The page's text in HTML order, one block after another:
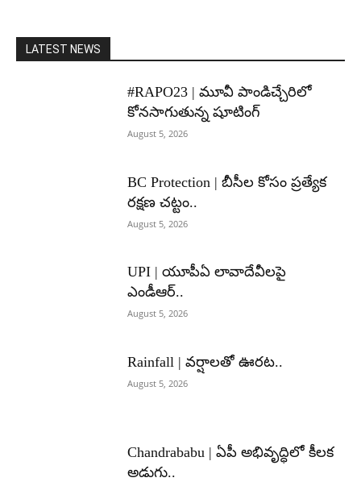
LATEST NEWS
#RAPO23 | మూవీ పాండిచ్చేరిలో
కోనసాగుతున్న షూటింగ్
August 5, 2026
BC Protection | బీసీల కోసం ప్రత్యేక
రక్షణ చట్టం..
August 5, 2026
UPI | యూపీఏ లావాదేవీలపై
ఎండీఆర్..
August 5, 2026
Rainfall | వర్షాలతో ఊరట..
August 5, 2026
Chandrababu | ఏపీ అభివృద్ధిలో కీలక
అడుగు..